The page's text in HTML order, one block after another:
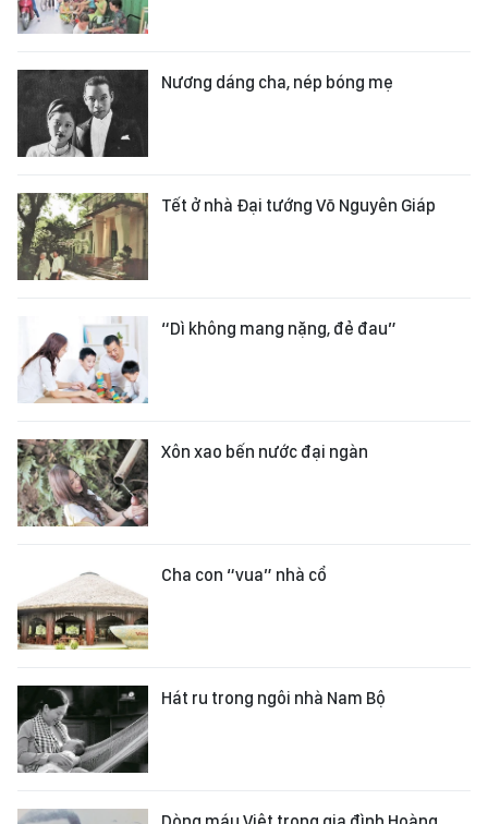
Nương dáng cha, nép bóng mẹ
Tết ở nhà Đại tướng Võ Nguyên Giáp
“Dì không mang nặng, đẻ đau”
Xôn xao bến nước đại ngàn
Cha con “vua” nhà cổ
Hát ru trong ngôi nhà Nam Bộ